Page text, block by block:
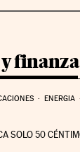
ENERGIA
SOLO 50